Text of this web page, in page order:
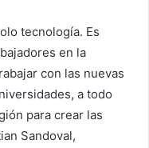
tecnología. Es
en la
con las nuevas
a todo
para crear las
Sandoval,